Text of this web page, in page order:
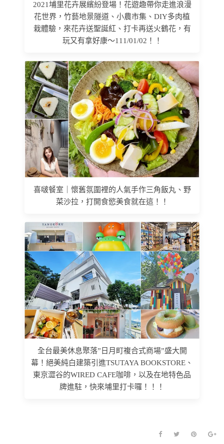
2021埔里花卉展繽紛登場！花遊趣帶你走進浪漫
花世界，竹藝地景隧道、小農市集、DIY多肉植
栽體驗，來花卉送聖誕紅、打卡再送火鶴花，有
玩又有拿好康～111/01/02！！
喜啵餐室｜懷舊氛圍裡的人氣手作三角飯丸、野
菜沙拉，打開食慾美食就在這！！
全台最美休息聚落”日月町複合式商場”盛大開
幕！絕美純白建築引進TSUTAYA BOOKSTORE、
東京澀谷的WIRED CAFE咖啡，以及在地特色品
牌進駐，快來埔里打卡囉！！！